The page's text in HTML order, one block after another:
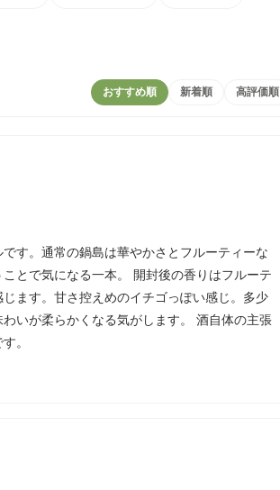
おすすめ順 新着順 高評価順
す。通常の鍋島は華やかさとフルーティーな
とで気になる一本。 開封後の香りはフルーテ
ます。甘さ控えめのイチゴっぽい感じ。多少
いが柔らかくなる気がします。 酒自体の主張
。